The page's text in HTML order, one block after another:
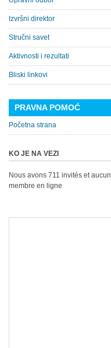
Izvršni direktor
Stručni savet
Aktivnosti i rezultati
Bliski linkovi
PRAVNA POMOĆ
Početna strana
KO JE NA VEZI
Nous avons 711 invités et aucun
membre en ligne